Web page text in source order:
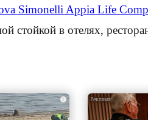
Simonelli Appia Life
стойкой в отелях,
i